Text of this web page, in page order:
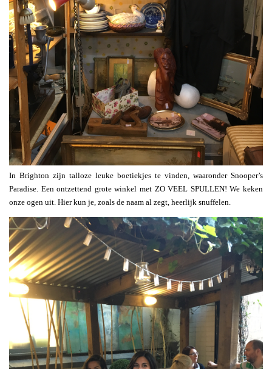
In Brighton zijn talloze leuke boetiekjes te vinden, waaronder Snooper’s
Paradise. Een ontzettend grote winkel met ZO VEEL SPULLEN! We keken
onze ogen uit. Hier kun je, zoals de naam al zegt, heerlijk snuffelen.